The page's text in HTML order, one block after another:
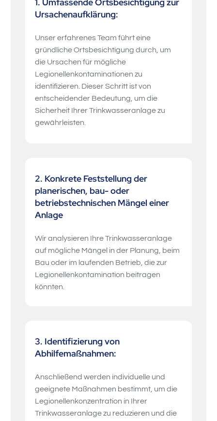
1. Umfassende Ortsbesichtigung zur
Ursachenaufklärung:
Unser erfahrenes Team führt eine
gründliche Ortsbesichtigung durch, um
die Ursachen für mögliche
Legionellenkontaminationen zu
identifizieren. Dieser Schritt ist von
entscheidender Bedeutung, um die
Sicherheit Ihrer Trinkwasseranlage zu
gewährleisten.
2. Konkrete Feststellung der
planerischen, bau- oder
betriebstechnischen Mängel einer
Anlage
Wir analysieren Ihre Trinkwasseranlage
auf mögliche Mängel in der Planung, beim
Bau oder im laufenden Betrieb, die zur
Legionellenkontamination beitragen
könnten.
3. Identifizierung von
Abhilfemaßnahmen:
Anschließend werden individuelle und
geeignete Maßnahmen bestimmt, um die
Legionellenkonzentration in Ihrer
Trinkwasseranlage zu reduzieren und die